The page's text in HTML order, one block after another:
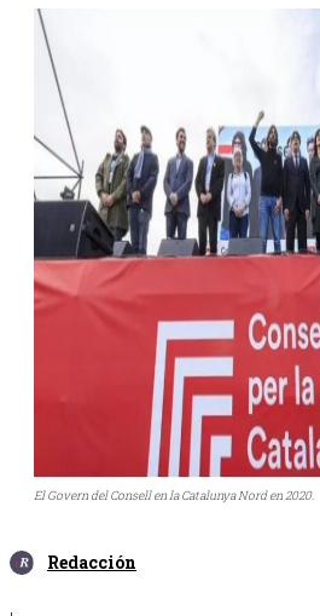
El Govern del Consell en la Catalunya Nord en 2020.
Redacción